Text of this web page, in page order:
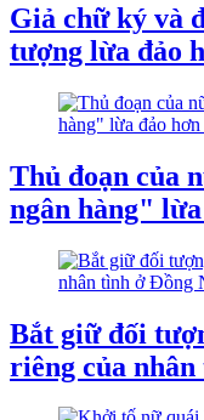
Giả chữ ký và
tượng lừa đảo
Thủ đoạn của
ngân hàng"
Bắt giữ đối
riêng của